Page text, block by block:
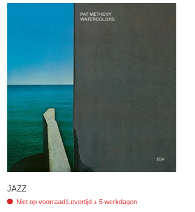
JAZZ
Niet op voorraad|Levertijd ± 5 werkdagen